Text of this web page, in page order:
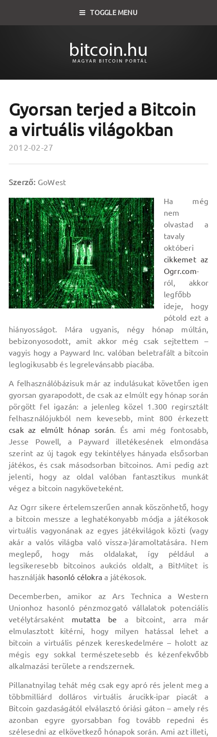
TOGGLE MENU
Gyorsan terjed a Bitcoin
a virtuális világokban
2012-02-27
Szerző: GoWest
Ha még
nem
olvastad a
tavaly
októberi
cikkemet az
Ogrr.com-
ról, akkor
legfőbb
ideje, hogy
pótold ezt a
hiányosságot. Mára ugyanis, négy hónap múltán,
bebizonyosodott, amit akkor még csak sejtettem –
vagyis hogy a Payward Inc. valóban beletrafált a bitcoin
leglogikusabb és legrelevánsabb piacába.
A felhasználóbázisuk már az indulásukat követően igen
gyorsan gyarapodott, de csak az elmúlt egy hónap során
pörgött fel igazán: a jelenleg közel 1.300 regirsztált
felhasználójukból nem kevesebb, mint 800 érkezett
csak az elmúlt hónap során. És ami még fontosabb,
Jesse Powell, a Payward illetékesének elmondása
szerint az új tagok egy tekintélyes hányada elsősorban
játékos, és csak másodsorban bitcoinos. Ami pedig azt
jelenti, hogy az oldal valóban fantasztikus munkát
végez a bitcoin nagyköveteként.
Az Ogrr sikere értelemszerűen annak köszönhető, hogy
a bitcoin messze a leghatékonyabb módja a játékosok
virtuális vagyonának az egyes játékvilágok közti (vagy
akár a valós világba való vissza-)áramoltatására. Nem
meglepő, hogy más oldalakat, így például a
legsikeresebb bitcoinos aukciós oldalt, a BitMitet is
használják hasonló célokra a játékosok.
Decemberben, amikor az Ars Technica a Western
Unionhoz hasonló pénzmozgató vállalatok potenciális
vetélytársaként mutatta be a bitcoint, arra már
elmulasztott kitérni, hogy milyen hatással lehet a
bitcoin a virtuális pénzek kereskedelmére – holott az
mégis egy sokkal természetesebb és kézenfekvőbb
alkalmazási területe a rendszernek.
Pillanatnyilag tehát még csak egy apró rés jelent meg a
többmilliárd dolláros virtuális árucikk-ipar piacát a
Bitcoin gazdaságától elválasztó óriási gáton – amely rés
azonban egyre gyorsabban fog tovább repedni és
szélesedni az elkövetkező hónapok során. Ami azt illeti,